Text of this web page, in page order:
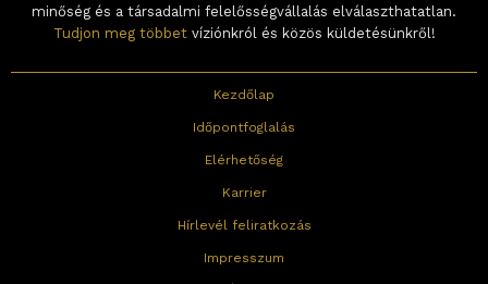
minőség és a társadalmi felelősségvállalás elválaszthatatlan.
Tudjon meg többetvíziónkról és közös küldetésünkről!
Kezdőlap
Időpontfoglalás
Elérhetőség
Karrier
Hírlevél feliratkozás
Impresszum